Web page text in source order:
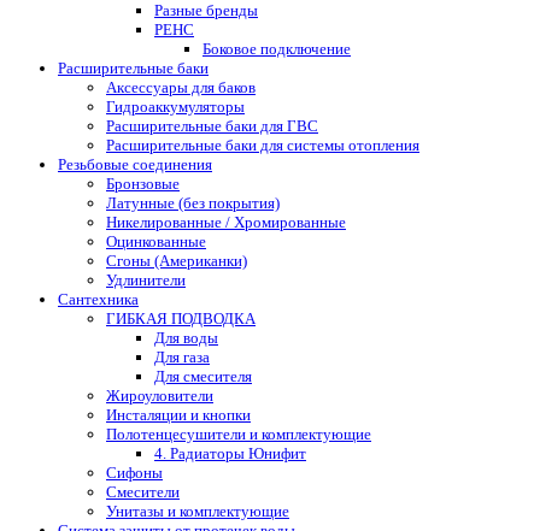
Разные бренды
РЕНС
Боковое подключение
Расширительные баки
Аксессуары для баков
Гидроаккумуляторы
Расширительные баки для ГВС
Расширительные баки для системы отопления
Резьбовые соединения
Бронзовые
Латунные (без покрытия)
Никелированные / Хромированные
Оцинкованные
Сгоны (Американки)
Удлинители
Сантехника
ГИБКАЯ ПОДВОДКА
Для воды
Для газа
Для смесителя
Жироуловители
Инсталяции и кнопки
Полотенцесушители и комплектующие
4. Радиаторы Юнифит
Сифоны
Смесители
Унитазы и комплектующие